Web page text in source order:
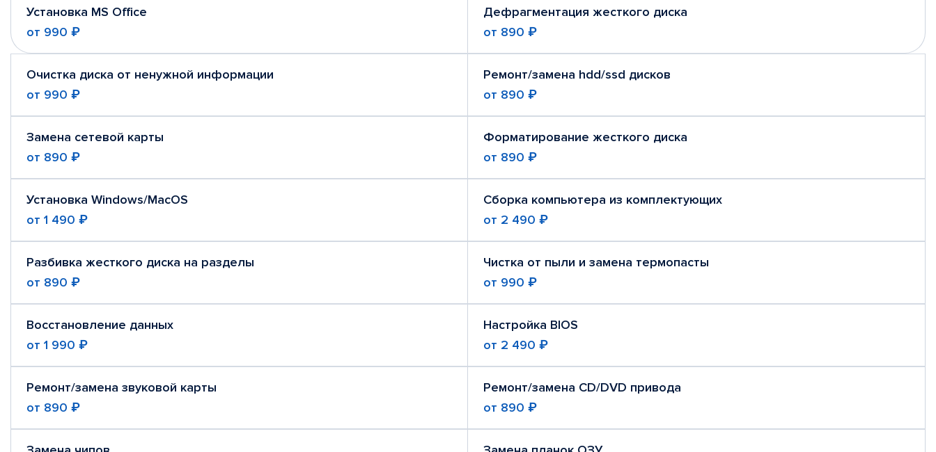
Установка MS Office
от 990 ₽
Дефрагментация жесткого диска
от 890 ₽
Очистка диска от ненужной информации
от 990 ₽
Ремонт/замена hdd/ssd дисков
от 890 ₽
Замена сетевой карты
от 890 ₽
Форматирование жесткого диска
от 890 ₽
Установка Windows/MacOS
от 1 490 ₽
Сборка компьютера из комплектующих
от 2 490 ₽
Разбивка жесткого диска на разделы
от 890 ₽
Чистка от пыли и замена термопасты
от 990 ₽
Восстановление данных
от 1 990 ₽
Настройка BIOS
от 2 490 ₽
Ремонт/замена звуковой карты
от 890 ₽
Ремонт/замена CD/DVD привода
от 890 ₽